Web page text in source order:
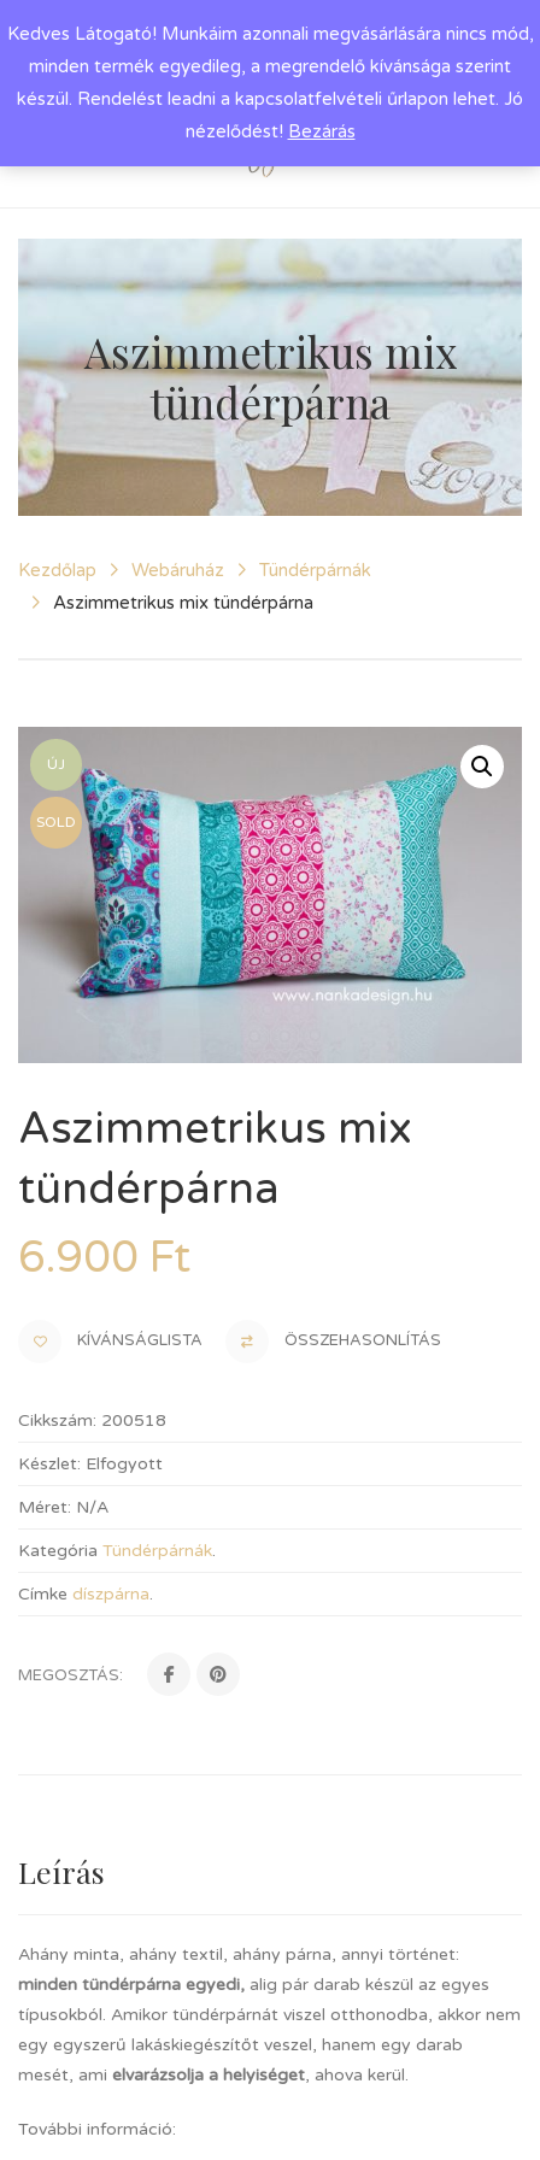
Kedves Látogató! Munkáim azonnali megvásárlására nincs mód,
minden termék egyedileg, a megrendelő kívánsága szerint
készül. Rendelést leadni a kapcsolatfelvételi űrlapon lehet. Jó
nézelődést! Bezárás
Aszimmetrikus mix
tündérpárna
Kezdőlap Webáruház
Tündérpárnák
Aszimmetrikus mix tündérpárna
ÚJ
SOLD
Aszimmetrikus mix
tündérpárna
6.900 Ft
KÍVÁNSÁGLISTA ÖSSZEHASONLÍTÁS
Cikkszám: 200518
Készlet: Elfogyott
Méret: N/A
Kategória Tündérpárnák.
Címke díszpárna.
MEGOSZTÁS:
Leírás
Ahány minta, ahány textil, ahány párna, annyi történet:
minden tündérpárna egyedi, alig pár darab készül az egyes
típusokból. Amikor tündérpárnát viszel otthonodba, akkor nem
egy egyszerű lakáskiegészítőt veszel, hanem egy darab
mesét, ami elvarázsolja a helyiséget, ahova kerül.
További információ: